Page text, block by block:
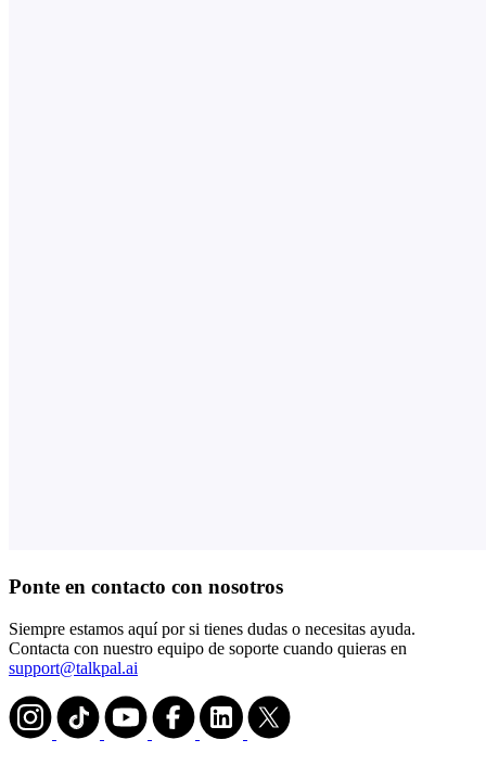
Ponte en contacto con nosotros
Siempre estamos aquí por si tienes dudas o necesitas ayuda.
Contacta con nuestro equipo de soporte cuando quieras en
support@talkpal.ai